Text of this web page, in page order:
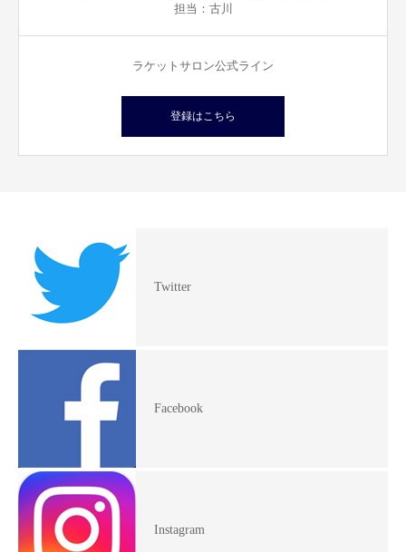
担当：古川
ラケットサロン公式ライン
登録はこちら
Twitter
Facebook
Instagram